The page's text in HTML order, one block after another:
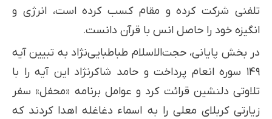
تلفنی شرکت کرده و مقام کسب کرده است، انرژی و
انگیزه خود را حاصل انس با قرآن دانست.
در بخش پایانی، حجت‌الاسلام طباطبایی‌نژاد به تبیین آیه
۱۴۹ سوره انعام پرداخت و حامد شاکرنژاد این آیه را با
تلاوتی دلنشین قرائت کرد و عوامل برنامه «محفل» سفر
زیارتی کربلای معلی را به اسماء دغاغله اهدا کردند که